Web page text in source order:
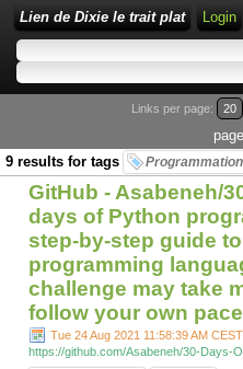
Lien de Dixie le trait plat Login
Links per page: 20
9 results for tags
Programmation
GitHub - Asabeneh/
days of Python
step-by-step guide
programming
challenge may take
follow your own
Tue 24 Aug 2021 11:58:39 AM
https://github.com/Asabeneh/30-Days-